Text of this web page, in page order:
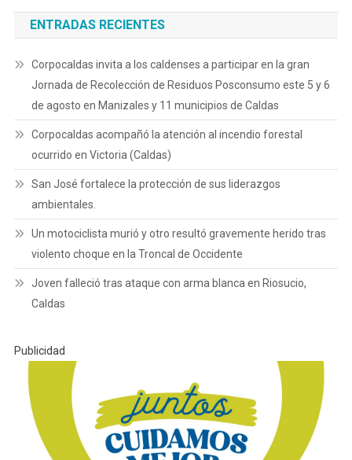
ENTRADAS RECIENTES
Corpocaldas invita a los caldenses a participar en la gran
Jornada de Recolección de Residuos Posconsumo este 5 y 6
de agosto en Manizales y 11 municipios de Caldas
Corpocaldas acompañó la atención al incendio forestal
ocurrido en Victoria (Caldas)
San José fortalece la protección de sus liderazgos
ambientales.
Un motociclista murió y otro resultó gravemente herido tras
violento choque en la Troncal de Occidente
Joven falleció tras ataque con arma blanca en Riosucio,
Caldas
Publicidad